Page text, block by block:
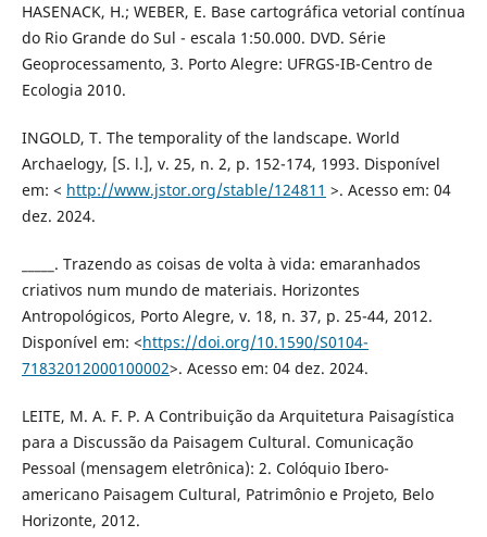
HASENACK, H.; WEBER, E. Base cartográfica vetorial contínua
do Rio Grande do Sul - escala 1:50.000. DVD. Série
Geoprocessamento, 3. Porto Alegre: UFRGS-IB-Centro de
Ecologia 2010.
INGOLD, T. The temporality of the landscape. World
Archaelogy, [S. l.], v. 25, n. 2, p. 152-174, 1993. Disponível
em: < http://www.jstor.org/stable/124811 >. Acesso em: 04
dez. 2024.
_____. Trazendo as coisas de volta à vida: emaranhados
criativos num mundo de materiais. Horizontes
Antropológicos, Porto Alegre, v. 18, n. 37, p. 25-44, 2012.
Disponível em: <https://doi.org/10.1590/S0104-
71832012000100002>. Acesso em: 04 dez. 2024.
LEITE, M. A. F. P. A Contribuição da Arquitetura Paisagística
para a Discussão da Paisagem Cultural. Comunicação
Pessoal (mensagem eletrônica): 2. Colóquio Ibero-
americano Paisagem Cultural, Patrimônio e Projeto, Belo
Horizonte, 2012.